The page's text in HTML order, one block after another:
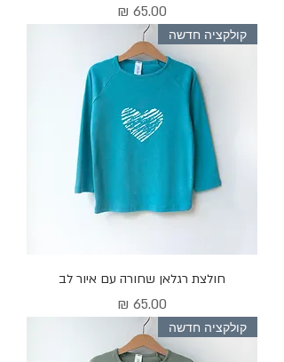
מחיר
קולקציה חדשה
חולצת רגלאן שחורה עם איור לב
מחיר
קולקציה חדשה